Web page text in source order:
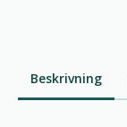
Beskrivning